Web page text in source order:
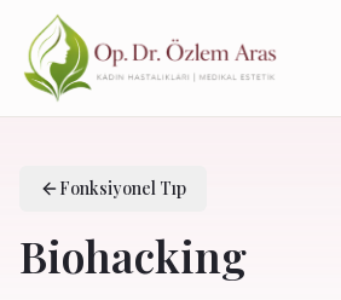
Fonksiyonel Tıp
Biohacking